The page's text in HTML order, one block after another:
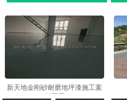
新天地金刚砂耐磨地坪漆施工案